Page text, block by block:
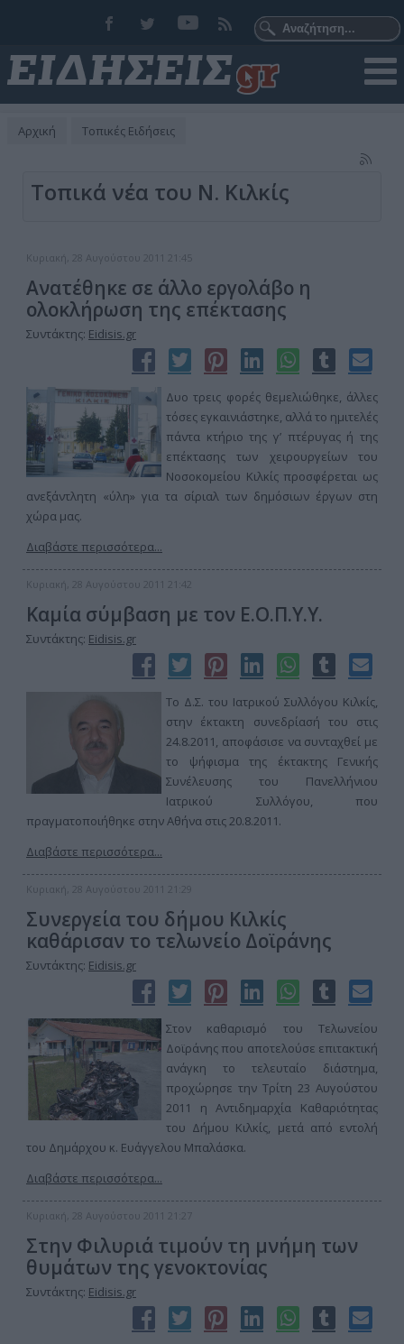
Αρχική Τοπικές Ειδήσεις
Τοπικά νέα του Ν. Κιλκίς
Κυριακή, 28 Αυγούστου 2011 21:45
Ανατέθηκε σε άλλο εργολάβο η
ολοκλήρωση της επέκτασης
Συντάκτης: Eidisis.gr
Δυο τρεις φορές θεμελιώθηκε, άλλες
τόσες εγκαινιάστηκε, αλλά το ημιτελές
πάντα κτήριο της γ’ πτέρυγας ή της
επέκτασης των χειρουργείων του
Νοσοκομείου Κιλκίς προσφέρεται ως
ανεξάντλητη «ύλη» για τα σίριαλ των δημόσιων έργων στη
χώρα μας.
Διαβάστε περισσότερα...
Κυριακή, 28 Αυγούστου 2011 21:42
Καμία σύμβαση με τον Ε.Ο.Π.Υ.Υ.
Συντάκτης: Eidisis.gr
Το Δ.Σ. του Ιατρικού Συλλόγου Κιλκίς,
στην έκτακτη συνεδρίασή του στις
24.8.2011, αποφάσισε να συνταχθεί με
το ψήφισμα της έκτακτης Γενικής
Συνέλευσης του Πανελλήνιου
Ιατρικού Συλλόγου, που
πραγματοποιήθηκε στην Αθήνα στις 20.8.2011.
Διαβάστε περισσότερα...
Κυριακή, 28 Αυγούστου 2011 21:29
Συνεργεία του δήμου Κιλκίς
καθάρισαν το τελωνείο Δοϊράνης
Συντάκτης: Eidisis.gr
Στον καθαρισμό του Τελωνείου
Δοϊράνης που αποτελούσε επιτακτική
ανάγκη το τελευταίο διάστημα,
προχώρησε την Τρίτη 23 Αυγούστου
2011 η Αντιδημαρχία Καθαριότητας
του Δήμου Κιλκίς, μετά από εντολή
του Δημάρχου κ. Ευάγγελου Μπαλάσκα.
Διαβάστε περισσότερα...
Κυριακή, 28 Αυγούστου 2011 21:27
Στην Φιλυριά τιμούν τη μνήμη των
θυμάτων της γενοκτονίας
Συντάκτης: Eidisis.gr